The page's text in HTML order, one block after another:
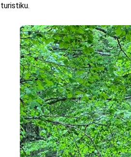
turistiku.